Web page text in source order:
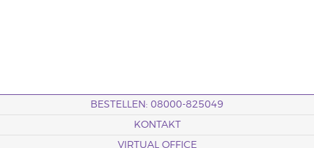
BESTELLEN: 08000-825049
KONTAKT
VIRTUAL OFFICE